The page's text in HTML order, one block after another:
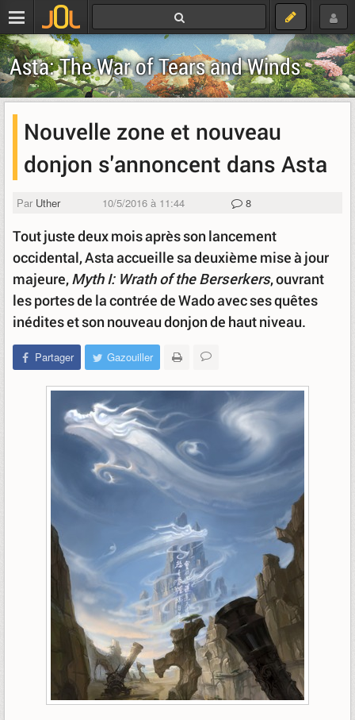
Asta: The War of Tears and Winds
Nouvelle zone et nouveau
donjon s'annoncent dans Asta
Par Uther 10/5/2016 à 11:44 8
Tout juste deux mois après son lancement
occidental, Asta accueille sa deuxième mise à jour
majeure,Myth I: Wrath of the Berserkers, ouvrant
les portes de la contrée de Wado avec ses quêtes
inédites et son nouveau donjon de haut niveau.
Partager Gazouiller